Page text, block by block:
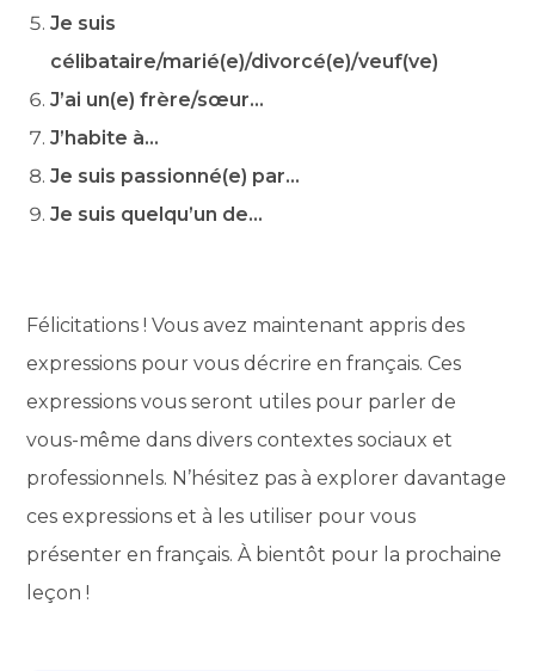
Je suis
célibataire/marié(e)/divorcé(e)/veuf(ve)
J’ai un(e) frère/sœur…
J’habite à…
Je suis passionné(e) par…
Je suis quelqu’un de…
Félicitations ! Vous avez maintenant appris des
expressions pour vous décrire en français. Ces
expressions vous seront utiles pour parler de
vous-même dans divers contextes sociaux et
professionnels. N’hésitez pas à explorer davantage
ces expressions et à les utiliser pour vous
présenter en français. À bientôt pour la prochaine
leçon !